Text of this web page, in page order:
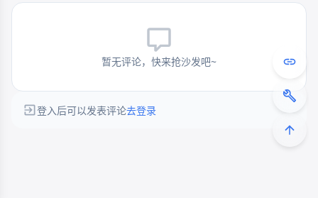
暂无评论，快来抢沙发吧~
登入后可以发表评论去登录